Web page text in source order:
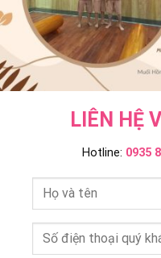
LIÊN HỆ
Hotline: 0935